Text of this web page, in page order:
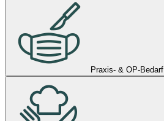
Praxis- & OP-Bedarf